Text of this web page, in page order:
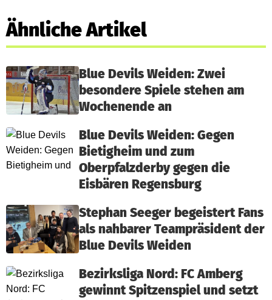
Ähnliche Artikel
Blue Devils Weiden: Zwei
besondere Spiele stehen am
Wochenende an
Blue Devils Weiden: Gegen
Bietigheim und zum
Oberpfalzderby gegen die
Eisbären Regensburg
Stephan Seeger begeistert Fans
als nahbarer Teampräsident der
Blue Devils Weiden
Bezirksliga Nord: FC Amberg
gewinnt Spitzenspiel und setzt